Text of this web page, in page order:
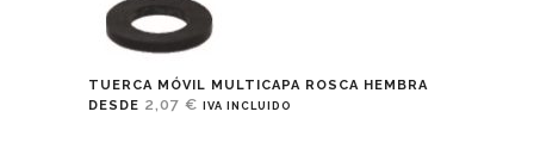
TUERCA MÓVIL MULTICAPA ROSCA HEMBRA
DESDE 2,07 € IVA INCLUIDO